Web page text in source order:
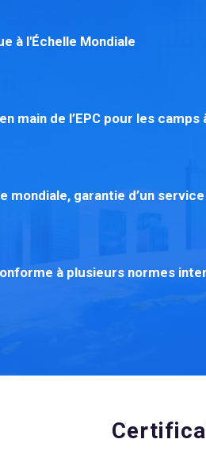
à l'Échelle Mondiale
main de l’EPC pour les camps
mondiale, garantie d’un
à plusieurs normes